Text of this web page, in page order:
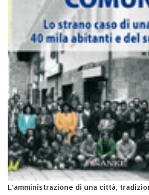
L’amministrazione di una città,